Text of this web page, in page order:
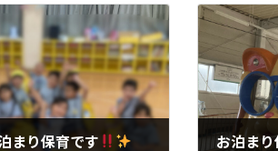
まり保育です